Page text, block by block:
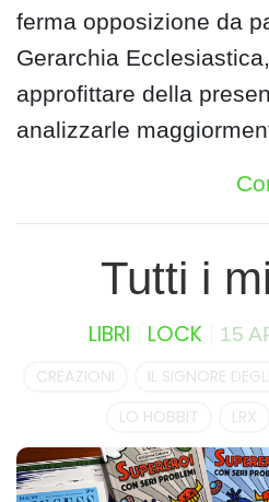
ferma opposizione da
Gerarchia
approfittare della
analizzarle
Tutti i
LIBRI LOCK 15
CREAZIONI IL SIGNORE
LO HOBBIT
LRX